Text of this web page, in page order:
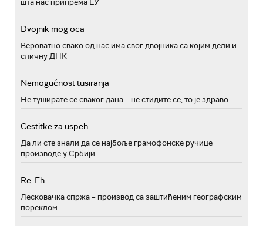
шта нас припрема ЕУ
Dvojnik mog oca
Вероватно свако од нас има свог двојника са којим дели и
сличну ДНК
Nemogućnost tusiranja
Не туширате се сваког дана – не стидите се, то је здраво
Cestitke za uspeh
Да ли сте знали да се најбоље грамофонске ручице
производе у Србији
Re: Eh...
Лесковачка спржа – производ са заштићеним географским
пореклом